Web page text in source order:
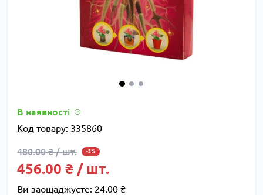
В наявності
Код товару: 335860
480.00 ₴ / шт. -5%
456.00 ₴ / шт.
Ви заощаджуєте: 24.00 ₴